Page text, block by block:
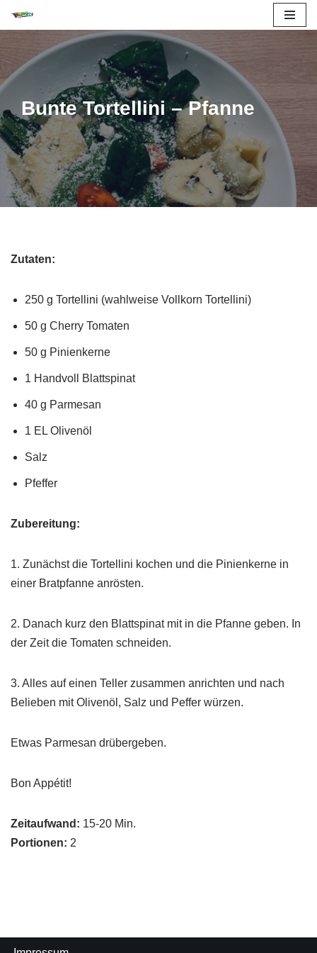
Inhalt
springen
Bunte Tortellini – Pfanne
Zutaten:
250 g Tortellini (wahlweise Vollkorn Tortellini)
50 g Cherry Tomaten
50 g Pinienkerne
1 Handvoll Blattspinat
40 g Parmesan
1 EL Olivenöl
Salz
Pfeffer
Zubereitung:
1. Zunächst die Tortellini kochen und die Pinienkerne in
einer Bratpfanne anrösten.
2. Danach kurz den Blattspinat mit in die Pfanne geben. In
der Zeit die Tomaten schneiden.
3. Alles auf einen Teller zusammen anrichten und nach
Belieben mit Olivenöl, Salz und Peffer würzen.
Etwas Parmesan drübergeben.
Bon Appétit!
Zeitaufwand: 15-20 Min.
Portionen: 2